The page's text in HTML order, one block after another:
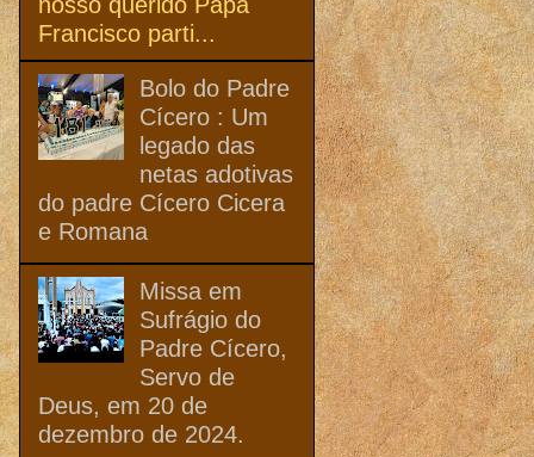
Francisco parti...
Bolo do Padre
Cícero : Um
legado das
netas adotivas
do padre Cícero Cicera
e Romana
Missa em
Sufrágio do
Padre Cícero,
Servo de
Deus, em 20 de
dezembro de 2024.